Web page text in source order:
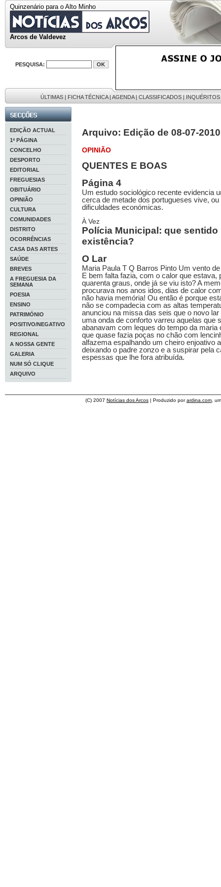
Quinzenário para o Alto Minho
Arcos de Valdevez
PESQUISA:
ÚLTIMAS | FICHA TÉCNICA| AGENDA| CLASSIFICADOS | INQUÉRITOS
EDIÇÃO ACTUAL
1ª PÁGINA
CONCELHO
DESPORTO
EDITORIAL
FREGUESIAS
OBITUÁRIO
OPINIÃO
CULTURA
COMUNIDADES
DISTRITO
OCORRÊNCIAS
CASA DAS ARTES
SAÚDE
BREVES
A FREGUESIA DA
SEMANA
POESIA
ENSINO
PATRIMÓNIO
POSITIVO/NEGATIVO
REGIONAL
A NOSSA GENTE
GALERIA
NUM SÓ CLIQUE
ARQUIVO
Arquivo: Edição de 08-07-2010
OPINIÃO
QUENTES E BOAS
Página 4
Um estudo sociológico recente evidencia
cerca de metade dos portugueses vive,
dificuldades económicas.
À Vez
Polícia Municipal: que sentido
existência?
O Lar
Maria Paula T Q Barros Pinto Um vento
E bem falta fazia, com o calor que estava,
quarenta graus, onde já se viu isto? A
procurava nos anos idos, dias de calor
não havia memória! Ou então é porque
não se compadecia com as altas
anunciou na missa das seis que o novo
uma onda de conforto varreu aquelas que
abanavam com leques do tempo da
que quase fazia poças no chão com
alfazema espalhando um cheiro enjoativo
deixando o padre zonzo e a suspirar pela
espessas que lhe fora atribuída.
(C) 2007 Notícias dos Arcos | Produzido porardina.com ,